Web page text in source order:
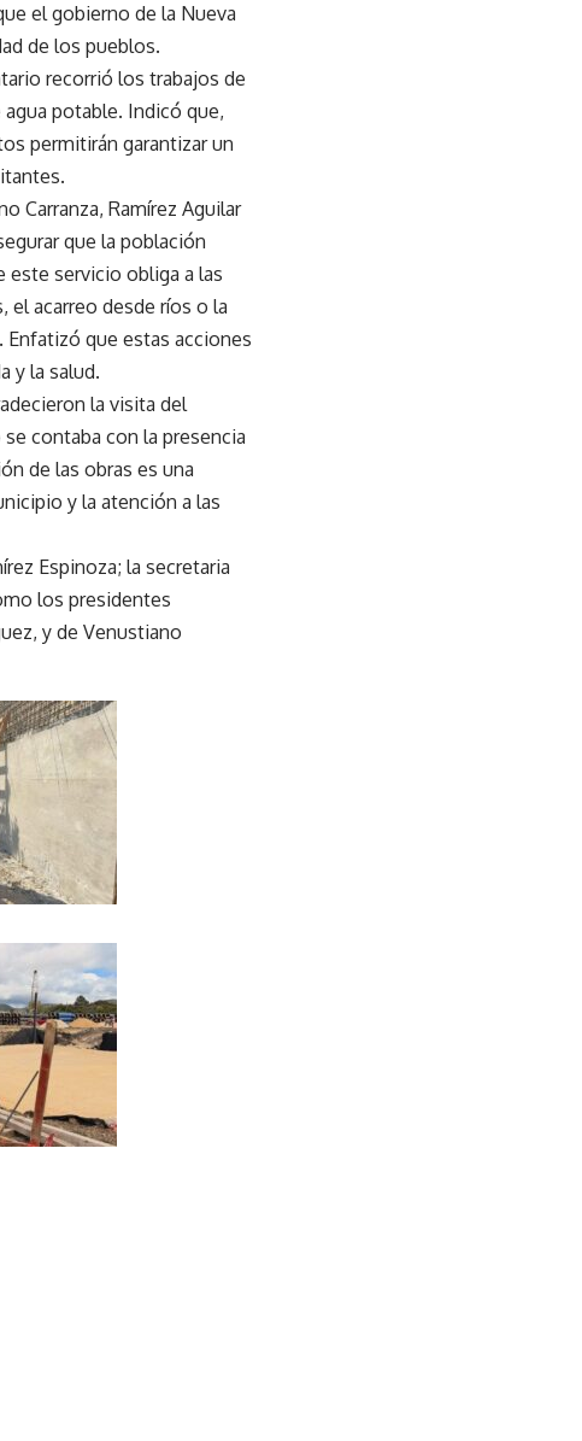
el gobierno de la Nueva
de los pueblos.
recorrió los trabajos de
potable. Indicó que,
permitirán garantizar un
Carranza, Ramírez Aguilar
que la población
este servicio obliga a las
el acarreo desde ríos o la
Enfatizó que estas acciones
y la salud.
la visita del
contaba con la presencia
de las obras es una
y la atención a las
Espinoza; la secretaria
los presidentes
y de Venustiano